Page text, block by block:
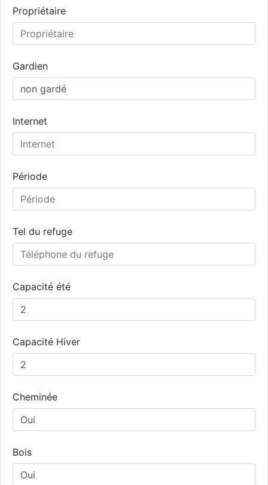
Propriétaire
Gardien
Internet
Période
Tel du refuge
Capacité été
Capacité Hiver
Cheminée
Bois